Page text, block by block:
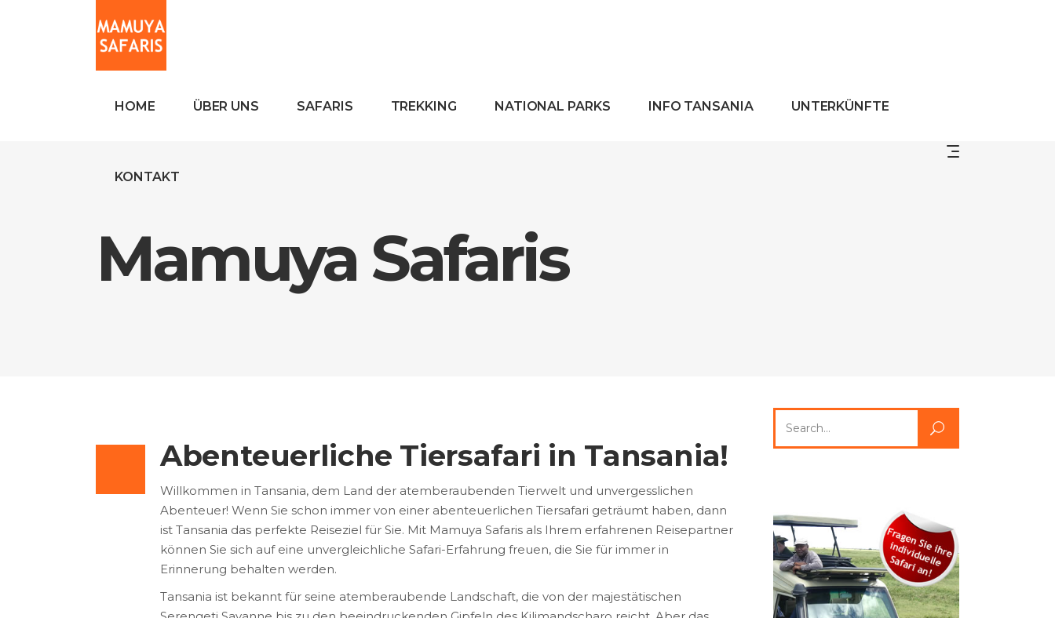
HOME ÜBER UNS SAFARIS TREKKING NATIONAL PARKS INFO TANSANIA UNTERKÜNFTE
KONTAKT
Mamuya Safaris
Abenteuerliche Tiersafari in Tansania!
Willkommen in Tansania, dem Land der atemberaubenden Tierwelt und unvergesslichen
Abenteuer! Wenn Sie schon immer von einer abenteuerlichen Tiersafari geträumt haben, dann
ist Tansania das perfekte Reiseziel für Sie. Mit Mamuya Safaris als Ihrem erfahrenen Reisepartner
können Sie sich auf eine unvergleichliche Safari-Erfahrung freuen, die Sie für immer in
Erinnerung behalten werden.
Tansania ist bekannt für seine atemberaubende Landschaft, die von der majestätischen
for: